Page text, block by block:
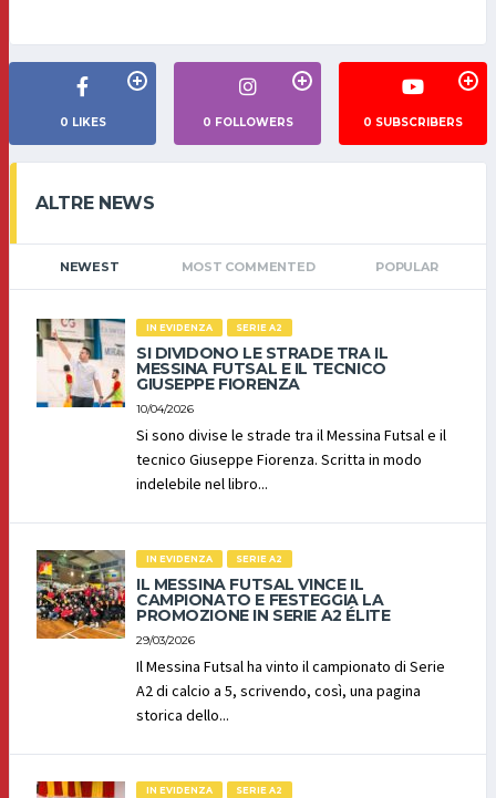
0 LIKES 0 FOLLOWERS 0 SUBSCRIBERS
ALTRE NEWS
NEWEST MOST COMMENTED POPULAR
IN EVIDENZA SERIE A2
SI DIVIDONO LE STRADE TRA IL
MESSINA FUTSAL E IL TECNICO
GIUSEPPE FIORENZA
10/04/2026
Si sono divise le strade tra il Messina Futsal e il
tecnico Giuseppe Fiorenza. Scritta in modo
indelebile nel libro...
IN EVIDENZA SERIE A2
IL MESSINA FUTSAL VINCE IL
CAMPIONATO E FESTEGGIA LA
PROMOZIONE IN SERIE A2 ÉLITE
29/03/2026
Il Messina Futsal ha vinto il campionato di Serie
A2 di calcio a 5, scrivendo, così, una pagina
storica dello...
IN EVIDENZA SERIE A2